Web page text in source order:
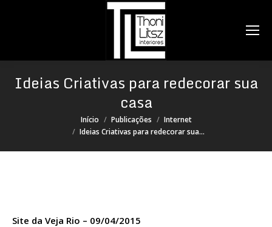
Ideias Criativas para redecorar sua
casa
Início Publicações
Internet
Ideias Criativas para redecorar sua…
Site da Veja Rio – 09/04/2015